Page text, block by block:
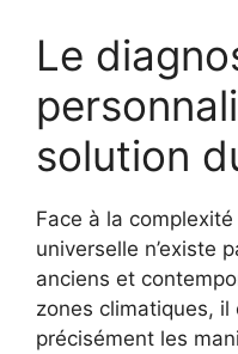
Le
solution
Face à la
universelle n’existe
anciens et
zones climatiques, il
précisément les